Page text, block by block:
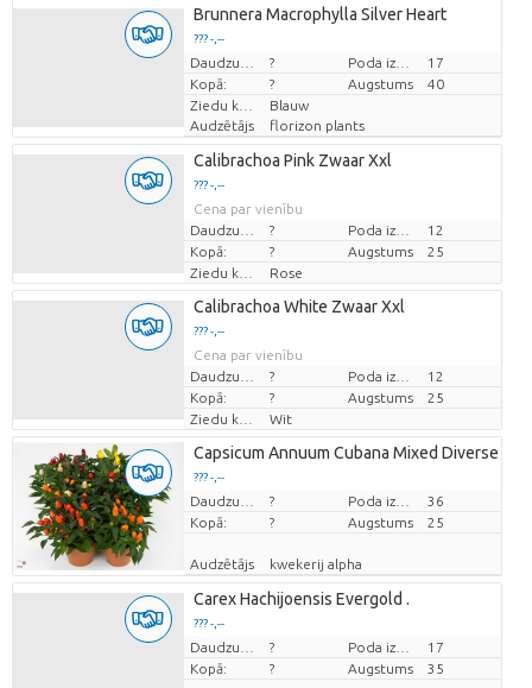
Brunnera Macrophylla Silver Heart
??? -,--
Cena par vienību
?
17
Kopā:
? Augstums
40
Ziedu krāsas
Blauw
Audzētājs
florizon plants
Calibrachoa Pink Zwaar Xxl
??? -,--
Cena par vienību
?
12
Kopā:
? Augstums
25
Ziedu krāsas
Rose
Calibrachoa White Zwaar Xxl
??? -,--
Cena par vienību
?
12
Kopā:
? Augstums
25
Ziedu krāsas
Wit
Capsicum Annuum Cubana Mixed Diverse
??? -,--
Cena par vienību
?
36
Kopā:
? Augstums 25
Audzētājs kwekerij alpha
Carex Hachijoensis Evergold .
??? -,--
Cena par vienību
?
17
Kopā:
? Augstums 35